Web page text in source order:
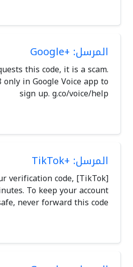
المرسل: +Google
this code, it is a scam.
only in Google Voice app to
sign up. g.co/voice/help
المرسل: +TikTok
your verification code,
To keep your account
never forward this code.